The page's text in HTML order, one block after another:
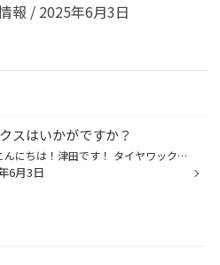
報 / 2025年6月3日
スはいかがですか？
皆様こんにちは！津田です！ タイヤワックスはいかがですか？ ワックスを塗ることによって黒ツヤが冴えてタイヤがキレイに保てます！ タイヤの劣化を抑える成分が入っているので、タイヤの長持ちにも貢献してくれます！ タイヤワックスオススメです！
6月3日